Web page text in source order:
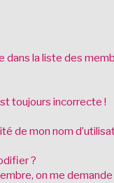
dans la liste des
toujours incorrecte !
de mon nom
?
on me